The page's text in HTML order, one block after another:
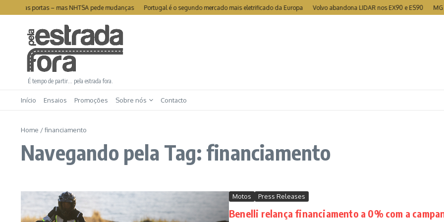
Ir para o conteúdo
das portas – mas NHTSA pede mudanças Portugal é o segundo mercado mais eletrificado da Europa Volvo abandona LIDAR nos EX90 e ES90 MG
É tempo de partir… pela estrada fora.
Início Ensaios Promoções Sobre nós Contacto
Home /financiamento
Navegando pela Tag: financiamento
Motos Press Releases
Benelli relança financiamento a 0% com a